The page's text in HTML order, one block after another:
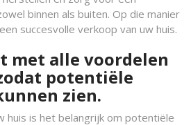
binnen als buiten. Op die manier
succesvolle verkoop van uw huis.
met alle voordelen
potentiële
zien.
huis is het belangrijk om potentiële